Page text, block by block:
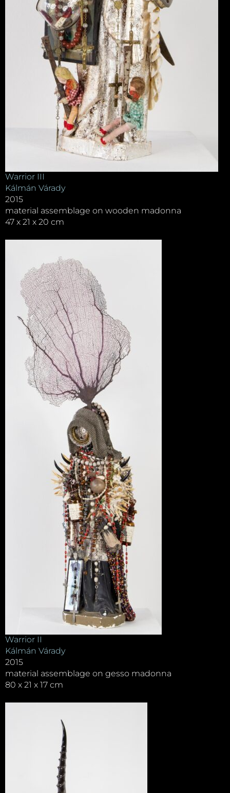
Warrior III
Kálmán Várady
2015
material assemblage on wooden madonna
47 x 21 x 20 cm
Warrior II
Kálmán Várady
2015
material assemblage on gesso madonna
80 x 21 x 17 cm